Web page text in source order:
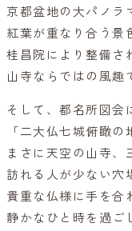
京都盆地の大パノラ
紅葉が重なり合う景
桂昌院により整備さ
山寺ならではの風趣
そして、都名所図会
「二大仏七城俯瞰の
まさに天空の山寺、
訪れる人が少ない穴
貴重な仏様に手を合
静かなひと時を過ご